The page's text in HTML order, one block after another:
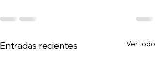
Entradas recientes Ver todo